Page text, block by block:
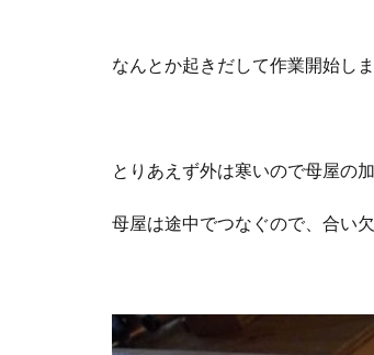
なんとか起きだして作業開始しま
とりあえず外は寒いので母屋の
母屋は途中でつなぐので、合い